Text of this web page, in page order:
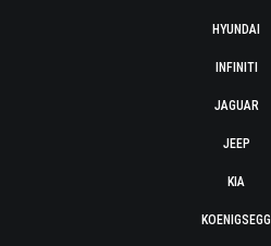
HYUNDAI
INFINITI
JAGUAR
JEEP
KIA
KOENIGSEGG